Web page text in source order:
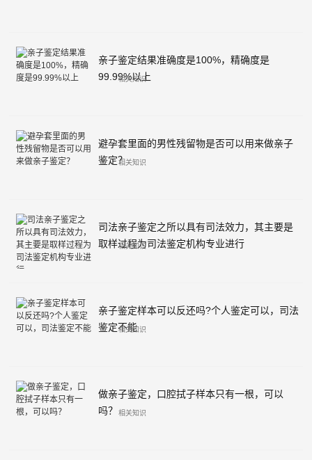
亲子鉴定结果准确度是100%，精确度是
99.99%以上
相关知识
避孕套里面的男性残留物是否可以用来做亲子
鉴定？相关知识
司法亲子鉴定之所以具有司法效力，其主要是
取样过程为司法鉴定机构专业进行
相关知识
亲子鉴定样本可以反还吗?个人鉴定可以，司法
鉴定不能
相关知识
做亲子鉴定，口腔拭子样本只有一根，可以
吗？
相关知识